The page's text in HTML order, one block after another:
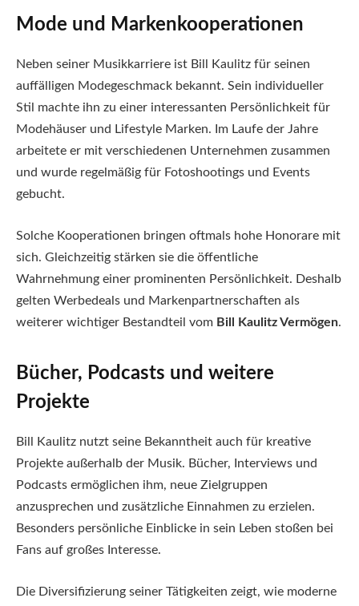
Mode und Markenkooperationen
Neben seiner Musikkarriere ist Bill Kaulitz für seinen
auffälligen Modegeschmack bekannt. Sein individueller
Stil machte ihn zu einer interessanten Persönlichkeit für
Modehäuser und Lifestyle Marken. Im Laufe der Jahre
arbeitete er mit verschiedenen Unternehmen zusammen
und wurde regelmäßig für Fotoshootings und Events
gebucht.
Solche Kooperationen bringen oftmals hohe Honorare mit
sich. Gleichzeitig stärken sie die öffentliche
Wahrnehmung einer prominenten Persönlichkeit. Deshalb
gelten Werbedeals und Markenpartnerschaften als
weiterer wichtiger Bestandteil vom Bill Kaulitz Vermögen.
Bücher, Podcasts und weitere
Projekte
Bill Kaulitz nutzt seine Bekanntheit auch für kreative
Projekte außerhalb der Musik. Bücher, Interviews und
Podcasts ermöglichen ihm, neue Zielgruppen
anzusprechen und zusätzliche Einnahmen zu erzielen.
Besonders persönliche Einblicke in sein Leben stoßen bei
Fans auf großes Interesse.
Die Diversifizierung seiner Tätigkeiten zeigt, wie moderne